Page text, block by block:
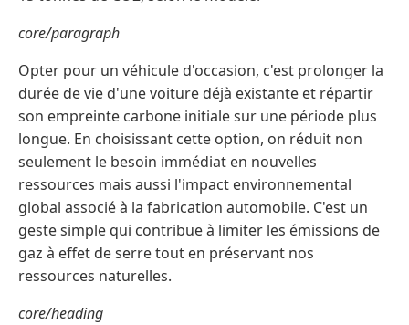
core/paragraph
Opter pour un véhicule d'occasion, c'est prolonger la
durée de vie d'une voiture déjà existante et répartir
son empreinte carbone initiale sur une période plus
longue. En choisissant cette option, on réduit non
seulement le besoin immédiat en nouvelles
ressources mais aussi l'impact environnemental
global associé à la fabrication automobile. C'est un
geste simple qui contribue à limiter les émissions de
gaz à effet de serre tout en préservant nos
ressources naturelles.
core/heading